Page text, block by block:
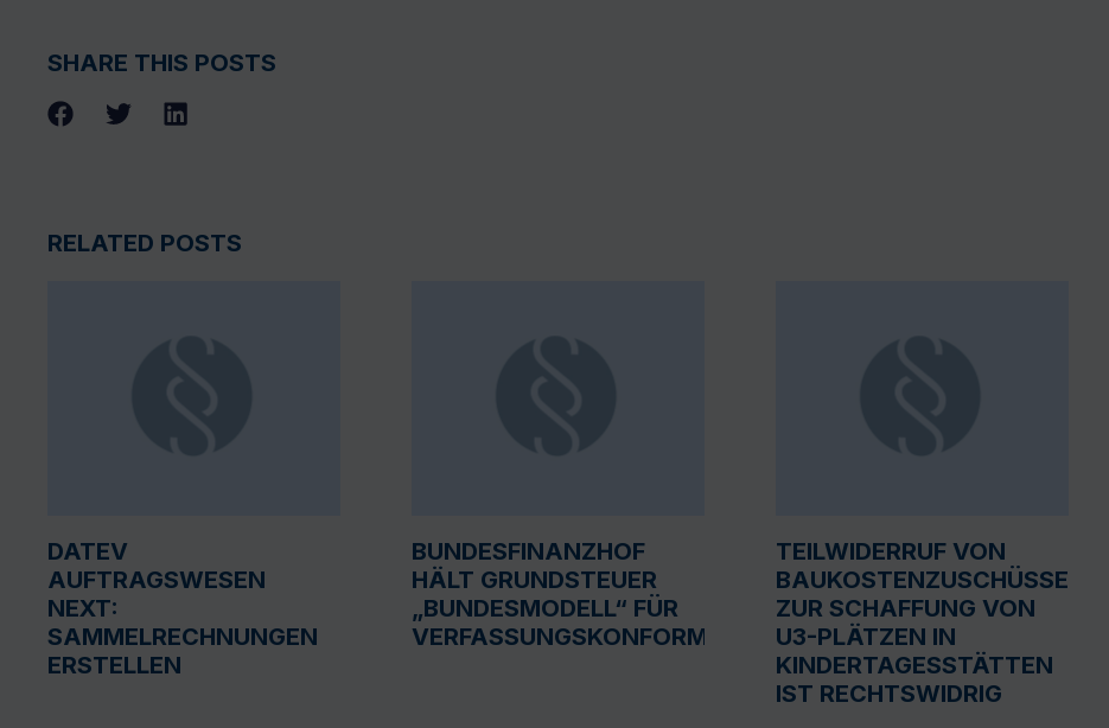
SHARE THIS POSTS
RELATED POSTS
DATEV
AUFTRAGSWESEN
NEXT:
SAMMELRECHNUNGEN
ERSTELLEN
BUNDESFINANZHOF
HÄLT GRUNDSTEUER
„BUNDESMODELL“ FÜR
VERFASSUNGSKONFORM
TEILWIDERRUF VON
BAUKOSTENZUSCHÜSSEN
ZUR SCHAFFUNG VON
U3-PLÄTZEN IN
KINDERTAGESSTÄTTEN
IST RECHTSWIDRIG